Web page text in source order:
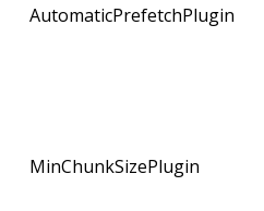
AutomaticPrefetchPlugin
MinChunkSizePlugin